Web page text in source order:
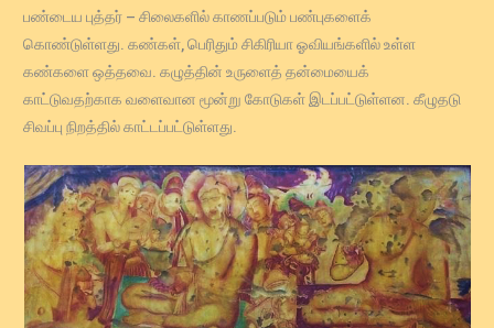
பண்டைய புத்தர் – சிலைகளில் காணப்படும் பண்புகளைக்
கொண்டுள்ளது. கண்கள், பெரிதும் சிகிரியா ஓவியங்களில் உள்ள
கண்களை ஒத்தவை. கழுத்தின் உருளைத் தன்மையைக்
காட்டுவதற்காக வளைவான மூன்று கோடுகள் இடப்பட்டுள்ளன. கீழுதடு
சிவப்பு நிறத்தில் காட்டப்பட்டுள்ளது.